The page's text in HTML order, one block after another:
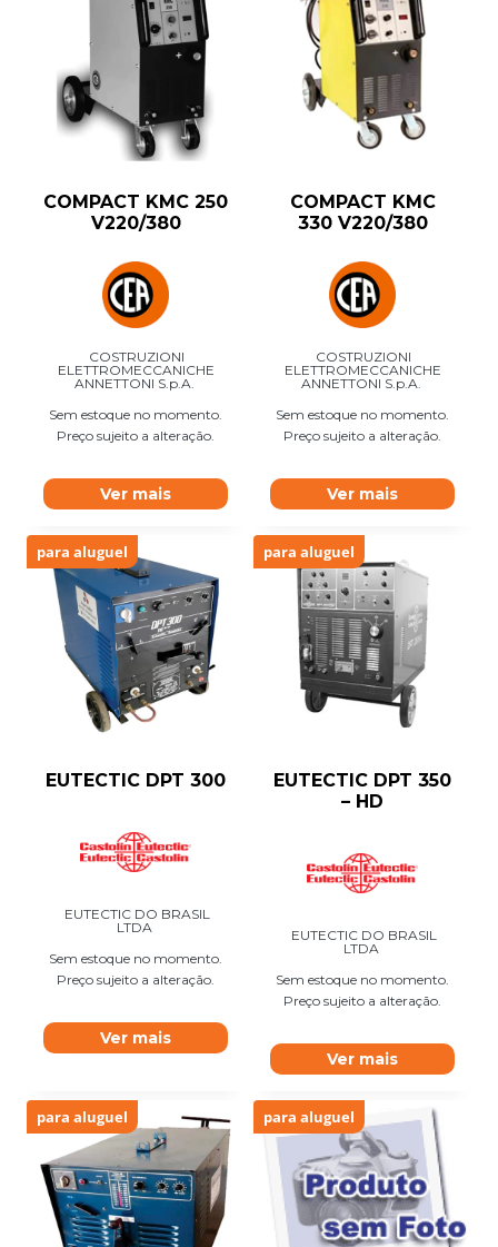
COMPACT KMC 250
V220/380
COSTRUZIONI
ELETTROMECCANICHE
ANNETTONI S.p.A.
Sem estoque no momento.
Preço sujeito a alteração.
Ver mais
COMPACT KMC
330 V220/380
COSTRUZIONI
ELETTROMECCANICHE
ANNETTONI S.p.A.
Sem estoque no momento.
Preço sujeito a alteração.
Ver mais
para aluguel
EUTECTIC DPT 300
EUTECTIC DO BRASIL
LTDA
Sem estoque no momento.
Preço sujeito a alteração.
Ver mais
para aluguel
EUTECTIC DPT 350
– HD
EUTECTIC DO BRASIL
LTDA
Sem estoque no momento.
Preço sujeito a alteração.
Ver mais
para aluguel para aluguel